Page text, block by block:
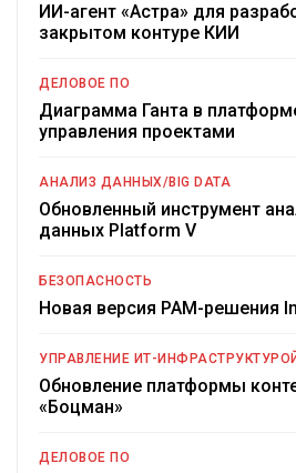
ИИ-агент «Астра» для
закрытом контуре КИИ
ДЕЛОВОЕ ПО
Диаграмма Ганта в
управления проектами
АНАЛИЗ ДАННЫХ/BIG DATA
Обновленный инструмент
данных Platform V
БЕЗОПАСНОСТЬ
Новая версия PAM-решения
УПРАВЛЕНИЕ ИТ-ИНФРАСТРУКТУРОЙ
Обновление платформы
«Боцман»
ДЕЛОВОЕ ПО